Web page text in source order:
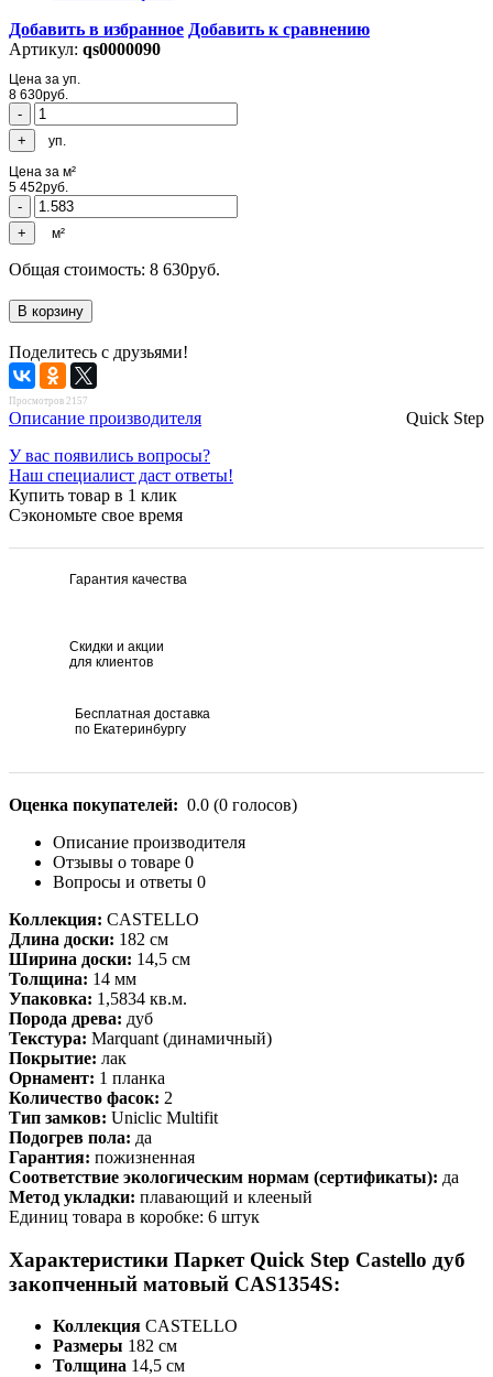
Добавить в избранное Добавить к сравнению
Артикул: qs0000090
Цена за уп.
8 630руб.
уп.
Цена за м²
5 452руб.
м²
Общая стоимость: 8 630руб.
Поделитесь с друзьями!
Просмотров 2157
Quick Step
Описание производителя
У вас появились вопросы?
Наш специалист даст ответы!
Купить товар в 1 клик
Сэкономьте свое время
Гарантия качества
Скидки и акции
для клиентов
Бесплатная доставка
по Екатеринбургу
Оценка покупателей: 0.0 (0 голосов)
Описание производителя
Отзывы о товаре 0
Вопросы и ответы 0
Коллекция: CASTELLO
Длина доски: 182 см
Ширина доски: 14,5 см
Толщина: 14 мм
Упаковка: 1,5834 кв.м.
Порода древа: дуб
Текстура: Marquant (динамичный)
Покрытие: лак
Орнамент: 1 планка
Количество фасок: 2
Тип замков: Uniclic Multifit
Подогрев пола: да
Гарантия: пожизненная
Соответствие экологическим нормам (сертификаты): да
Метод укладки: плавающий и клееный
Единиц товара в коробке: 6 штук
Характеристики Паркет Quick Step Castello дуб
закопченный матовый CAS1354S:
Коллекция CASTELLO
Размеры 182 см
Толщина 14,5 см